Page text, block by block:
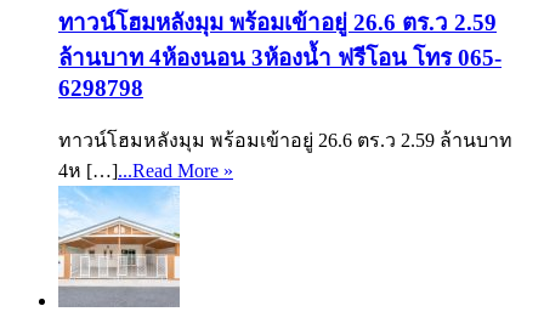
ทาวน์โฮมหลังมุม พร้อมเข้าอยู่ 26.6 ตร.ว 2.59
ล้านบาท 4ห้องนอน 3ห้องน้ำ ฟรีโอน โทร 065-
6298798
ทาวน์โฮมหลังมุม พร้อมเข้าอยู่ 26.6 ตร.ว 2.59 ล้านบาท
4ห […]...Read More »